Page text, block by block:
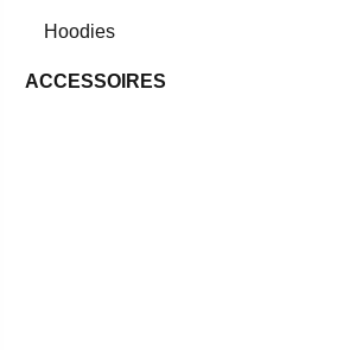
Hoodies
ACCESSOIRES